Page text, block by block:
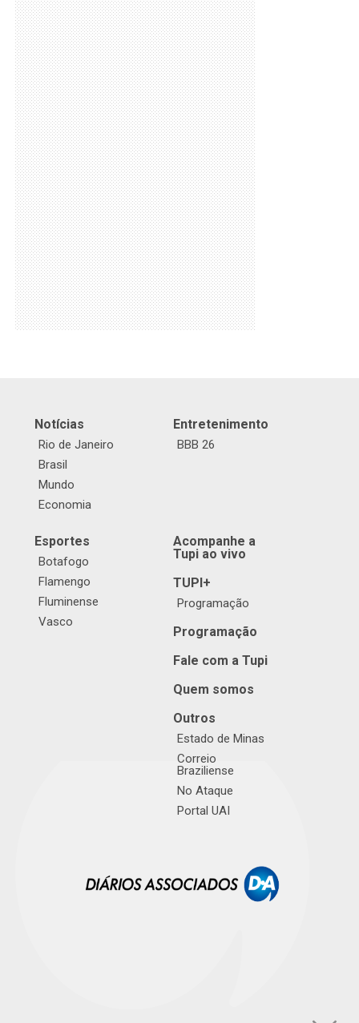
Notícias
Rio de Janeiro
Brasil
Mundo
Economia
Entretenimento
BBB 26
Esportes
Botafogo
Flamengo
Fluminense
Vasco
Acompanhe a
Tupi ao vivo
TUPI+
Programação
Programação
Fale com a Tupi
Quem somos
Outros
Estado de Minas
Correio
Braziliense
No Ataque
Portal UAI